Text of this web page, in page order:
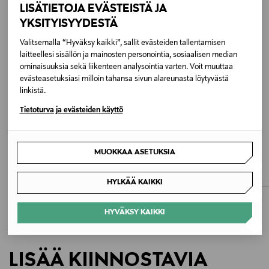
LISÄTIETOJA EVÄSTEISTÄ JA
YKSITYISYYDESTÄ
Valitsemalla “Hyväksy kaikki”, sallit evästeiden tallentamisen
laitteellesi sisällön ja mainosten personointia, sosiaalisen median
ominaisuuksia sekä liikenteen analysointia varten. Voit muuttaa
evästeasetuksiasi milloin tahansa sivun alareunasta löytyvästä
linkistä.
Tietoturva ja evästeiden käyttö
MUOKKAA ASETUKSIA
HYLKÄÄ KAIKKI
HYVÄKSY KAIKKI
100 % polyamidi / yksityiskohdat: nahka
Väri
P87 BURGUNDY
Koko
ONE
Valmistajan tuotenumero
Valmistaja
Longchamp SAS
LONGCHAMP
Le Pliage One -käsilaukku
Original Price
LONGCHAMP
Le Pliage One -käsilaukku
Original Price
LISÄÄ KIINNOSTAVIA